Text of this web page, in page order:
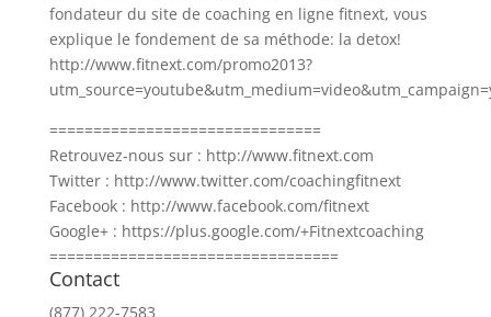
fondateur du site de coaching en ligne fitnext, vous
explique le fondement de sa méthode: la detox!
http://www.fitnext.com/promo2013?
===============================
Retrouvez-nous sur : http://www.fitnext.com
Twitter : http://www.twitter.com/coachingfitnext
Facebook : http://www.facebook.com/fitnext
Google+ : https://plus.google.com/+Fitnextcoaching
=================================
Contact
(877) 222-7583